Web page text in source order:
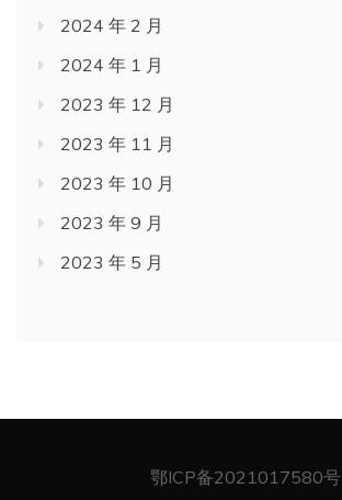
2024 年 2 月
2024 年 1 月
2023 年 12 月
2023 年 11 月
2023 年 10 月
2023 年 9 月
2023 年 5 月
鄂ICP备2021017580号